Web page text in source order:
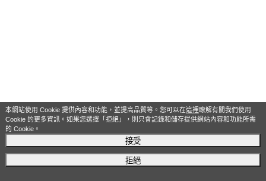
本網站使用 Cookie 提供內容和功能，並提高品質等。您可以在這裡瞭解有關我們使用
Cookie 的更多資訊。如果您選擇「拒絕」，則只會記錄和儲存提供網站內容和功能所需
的 Cookie。
接受
拒絕